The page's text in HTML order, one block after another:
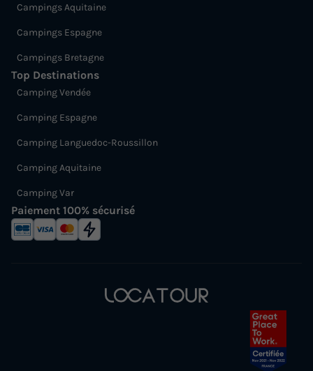
Campings Aquitaine
Campings Espagne
Campings Bretagne
Top Destinations
Camping Vendée
Camping Espagne
Camping Languedoc-Roussillon
Camping Aquitaine
Camping Var
Paiement 100% sécurisé